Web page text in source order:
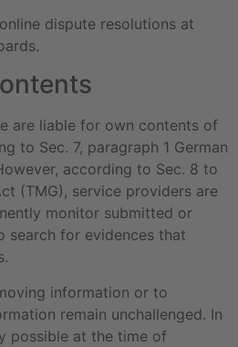
dispute resolutions at
are liable for own contents of
to Sec. 7, paragraph 1 German
according to Sec. 8 to
(TMG), service providers are
monitor submitted or
search for evidences that
information or to
remain unchallenged. In
possible at the time of